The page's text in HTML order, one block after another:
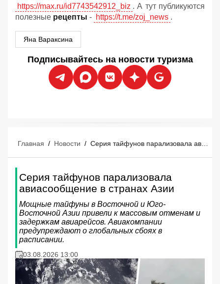
https://max.ru/id7743542912_biz . А тут публикуются
полезные рецепты - https://t.me/zoj_news .
Яна Вараксина
Подписывайтесь на новости туризма
Главная / Новости /
Серия тайфунов парализовала
авиасообщение в странах Азии
Мощные тайфуны в Восточной и Юго-
Восточной Азии привели к массовым отменам и
задержкам авиарейсов. Авиакомпании
предупреждают о глобальных сбоях в
расписании.
03.08.2026 13:00